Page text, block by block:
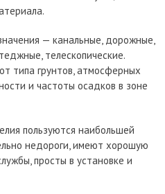
— канальные, дорожные,
телескопические.
типа грунтов, атмосферных
и частоты осадков в зоне
пользуются наибольшей
недороги, имеют хорошую
просты в установке и